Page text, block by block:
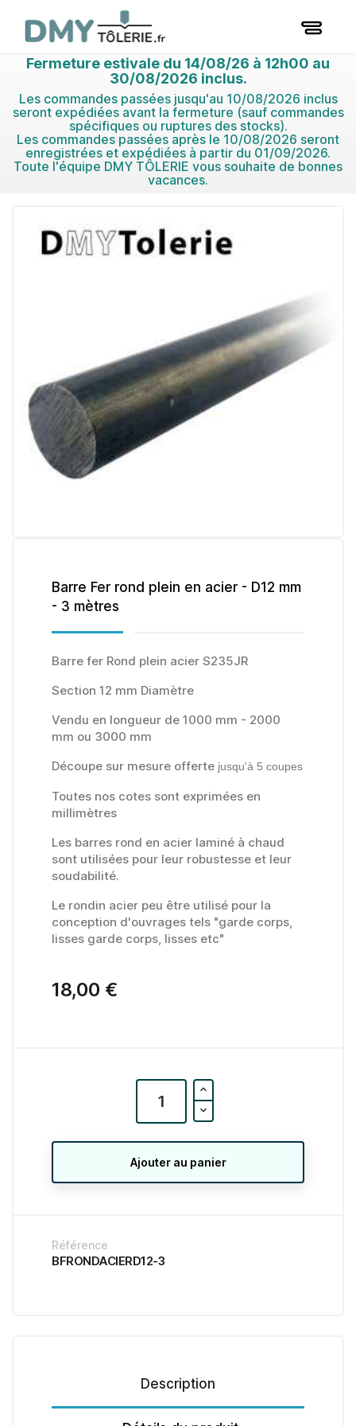
Fermeture estivale du 14/08/26 à 12h00 au
30/08/2026 inclus.
Les commandes passées jusqu'au 10/08/2026 inclus
seront expédiées avant la fermeture (sauf commandes
spécifiques ou ruptures des stocks).
Les commandes passées après le 10/08/2026 seront
enregistrées et expédiées à partir du 01/09/2026.
Toute l'équipe DMY TÔLERIE vous souhaite de bonnes
vacances.
Barre Fer rond plein en acier - D12 mm
- 3 mètres
Barre fer Rond plein acier S235JR
Section 12 mm Diamètre
Vendu en longueur de 1000 mm - 2000
mm ou 3000 mm
Découpe sur mesure offerte jusqu'à 5 coupes
Toutes nos cotes sont exprimées en
millimètres
Les barres rond en acier laminé à chaud
sont utilisées pour leur robustesse et leur
soudabilité.
Le rondin acier peu être utilisé pour la
conception d'ouvrages tels "garde corps,
lisses garde corps, lisses etc"
18,00 €
Ajouter au panier
Référence
BFRONDACIERD12-3
Description